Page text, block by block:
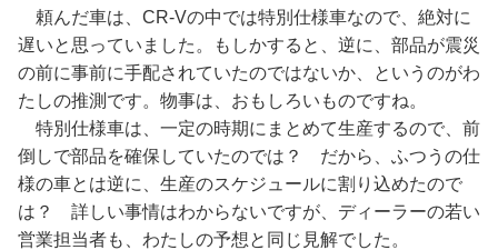
頼んだ車は、CR-Vの中では特別仕様車なので、絶対に
遅いと思っていました。もしかすると、逆に、部品が震災
の前に事前に手配されていたのではないか、というのがわ
たしの推測です。物事は、おもしろいものですね。
特別仕様車は、一定の時期にまとめて生産するので、前
倒しで部品を確保していたのでは？ だから、ふつうの仕
様の車とは逆に、生産のスケジュールに割り込めたので
は？ 詳しい事情はわからないですが、ディーラーの若い
営業担当者も、わたしの予想と同じ見解でした。